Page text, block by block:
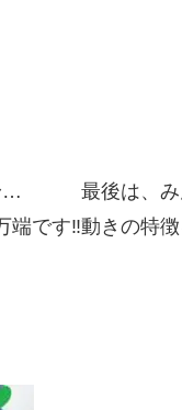
身… 最後は、み
端です‼動きの特